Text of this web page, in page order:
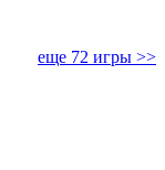
еще 72 игры >>